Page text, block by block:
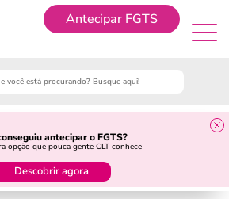
Antecipar FGTS
antecipar o FGTS?
opção que pouca gente CLT conhece
Descobrir agora
Antecipar FGTS